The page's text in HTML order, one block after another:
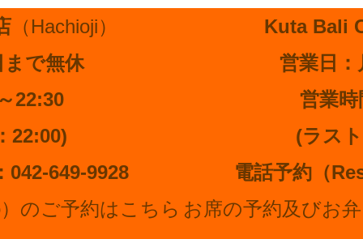
（Hachioji）
まで無休
22:30
22:00)
042-649-9928
のご予約はこちら
Kuta Bali
営業日
営業
(ラス
電話予約（
お席の予約及びお